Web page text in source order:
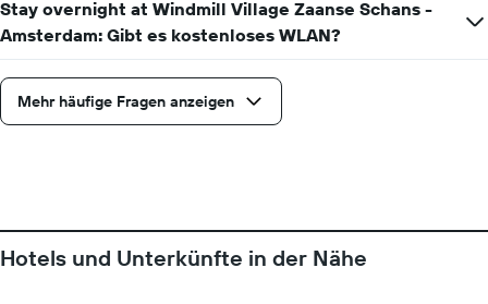
Stay overnight at Windmill Village Zaanse Schans -
Amsterdam: Gibt es kostenloses WLAN?
Mehr häufige Fragen anzeigen
Hotels und Unterkünfte in der Nähe